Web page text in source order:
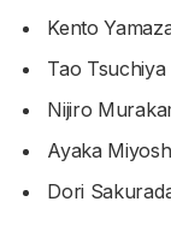
Kento
Tao
Nijiro
Ayaka
Dori